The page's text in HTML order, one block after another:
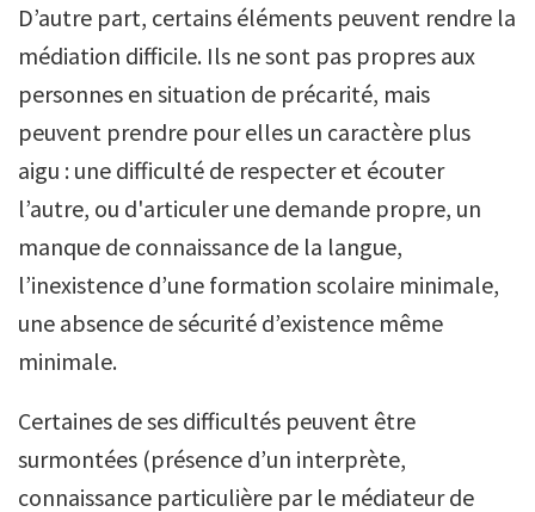
D’autre part, certains éléments peuvent rendre la
médiation difficile. Ils ne sont pas propres aux
personnes en situation de précarité, mais
peuvent prendre pour elles un caractère plus
aigu : une difficulté de respecter et écouter
l’autre, ou d'articuler une demande propre, un
manque de connaissance de la langue,
l’inexistence d’une formation scolaire minimale,
une absence de sécurité d’existence même
minimale.
Certaines de ses difficultés peuvent être
surmontées (présence d’un interprète,
connaissance particulière par le médiateur de